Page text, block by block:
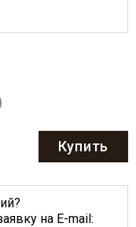
Купить
на E-mail: